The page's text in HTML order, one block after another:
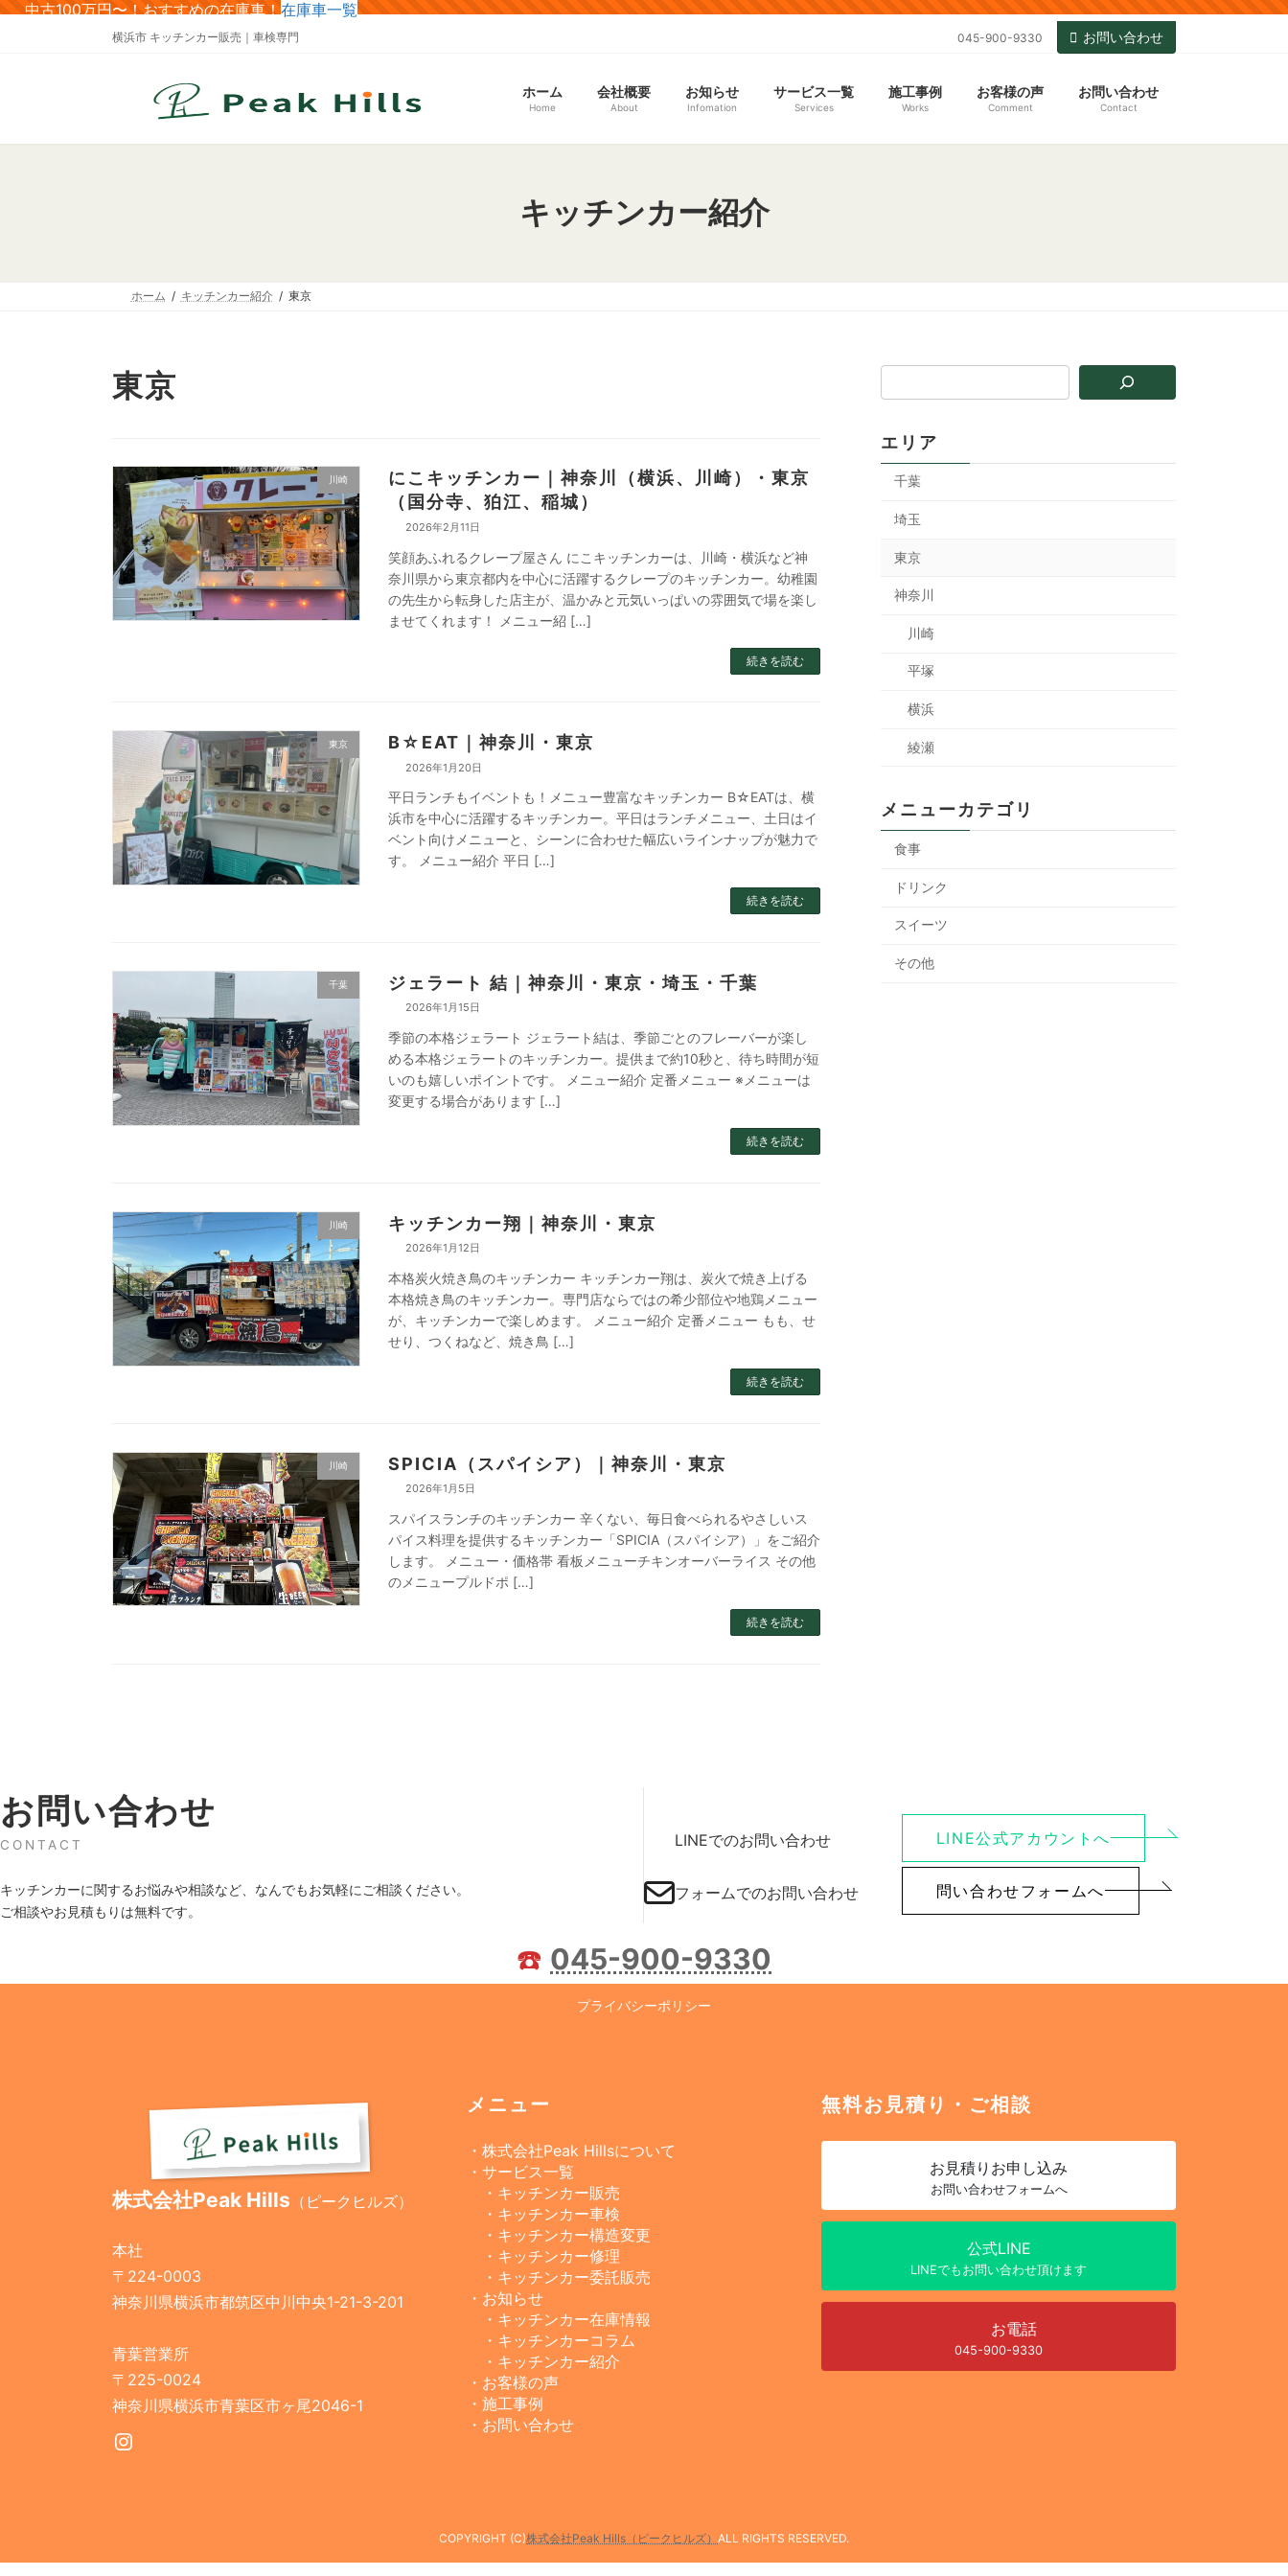
中古100万円〜！おすすめの在庫車！在庫車一覧
横浜市 キッチンカー販売｜車検専門 045-900-9330 お問い合わせ
ホーム
Home
会社概要
About
お知らせ
Infomation
サービス一覧
Services
施工事例
Works
お客様の声
Comment
お問い合わせ
Contact
キッチンカー紹介
ホーム キッチンカー紹介 東京
東京
川崎
にこキッチンカー｜神奈川（横浜、川崎）・東京
（国分寺、狛江、稲城）
2026年2月11日
笑顔あふれるクレープ屋さん にこキッチンカーは、川崎・横浜など神
奈川県から東京都内を中心に活躍するクレープのキッチンカー。幼稚園
の先生から転身した店主が、温かみと元気いっぱいの雰囲気で場を楽し
ませてくれます！ メニュー紹 […]
続きを読む
東京 B☆EAT｜神奈川・東京
2026年1月20日
平日ランチもイベントも！メニュー豊富なキッチンカー B☆EATは、横
浜市を中心に活躍するキッチンカー。平日はランチメニュー、土日はイ
ベント向けメニューと、シーンに合わせた幅広いラインナップが魅力で
す。 メニュー紹介 平日 […]
続きを読む
千葉 ジェラート 結｜神奈川・東京・埼玉・千葉
2026年1月15日
季節の本格ジェラート ジェラート結は、季節ごとのフレーバーが楽し
める本格ジェラートのキッチンカー。提供まで約10秒と、待ち時間が短
いのも嬉しいポイントです。 メニュー紹介 定番メニュー ※メニューは
変更する場合があります […]
続きを読む
川崎 キッチンカー翔｜神奈川・東京
2026年1月12日
本格炭火焼き鳥のキッチンカー キッチンカー翔は、炭火で焼き上げる
本格焼き鳥のキッチンカー。専門店ならではの希少部位や地鶏メニュー
が、キッチンカーで楽しめます。 メニュー紹介 定番メニュー もも、せ
せり、つくねなど、焼き鳥 […]
続きを読む
川崎 SPICIA（スパイシア）｜神奈川・東京
2026年1月5日
スパイスランチのキッチンカー 辛くない、毎日食べられるやさしいス
パイス料理を提供するキッチンカー「SPICIA（スパイシア）」をご紹介
します。 メニュー・価格帯 看板メニューチキンオーバーライス その他
のメニュープルドポ […]
続きを読む
エリア
千葉
埼玉
東京
神奈川
川崎
平塚
横浜
綾瀬
メニューカテゴリ
食事
ドリンク
スイーツ
その他
お問い合わせ
CONTACT
キッチンカーに関するお悩みや相談など、なんでもお気軽にご相談ください。
ご相談やお見積もりは無料です。
LINEでのお問い合わせ LINE公式アカウントへ
フォームでのお問い合わせ 問い合わせフォームへ
☎️ 045-900-9330
プライバシーポリシー
株式会社Peak Hills （ピークヒルズ）
本社
〒224-0003
神奈川県横浜市都筑区中川中央1-21-3-201
青葉営業所
〒225-0024
神奈川県横浜市青葉区市ヶ尾2046-1
Instagram
メニュー
・株式会社Peak Hillsについて
・サービス一覧
・キッチンカー販売
・キッチンカー車検
・キッチンカー構造変更
・キッチンカー修理
・キッチンカー委託販売
・お知らせ
・キッチンカー在庫情報
・キッチンカーコラム
・キッチンカー紹介
・お客様の声
・施工事例
・お問い合わせ
無料お見積り・ご相談
お見積り お申し込み
お問い合わせフォームへ
公式LINE
LINEでもお問い合わせ頂けます
お電話
045-900-9330
COPYRIGHT (C)株式会社Peak Hills（ピークヒルズ） ALL RIGHTS RESERVED.